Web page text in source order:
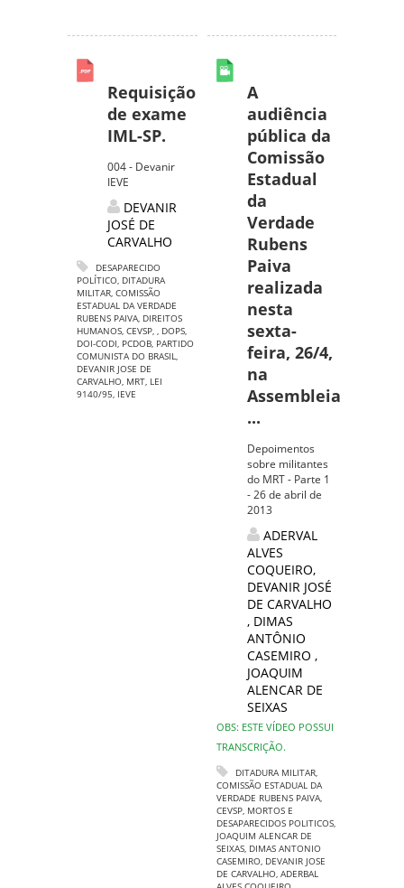
Requisição
de exame
IML-SP.
004 - Devanir
IEVE
DEVANIR
JOSÉ DE
CARVALHO
DESAPARECIDO
POLÍTICO, DITADURA
MILITAR, COMISSÃO
ESTADUAL DA VERDADE
RUBENS PAIVA, DIREITOS
HUMANOS, CEVSP, , DOPS,
DOI-CODI, PCDOB, PARTIDO
COMUNISTA DO BRASIL,
DEVANIR JOSE DE
CARVALHO, MRT, LEI
9140/95, IEVE
A
audiência
pública da
Comissão
Estadual
da
Verdade
Rubens
Paiva
realizada
nesta
sexta-
feira, 26/4,
na
Assembleia
...
Depoimentos
sobre militantes
do MRT - Parte 1
- 26 de abril de
2013
ADERVAL
ALVES
COQUEIRO,
DEVANIR JOSÉ
DE CARVALHO
, DIMAS
ANTÔNIO
CASEMIRO,
JOAQUIM
ALENCAR DE
SEIXAS
OBS: ESTE VÍDEO POSSUI
TRANSCRIÇÃO.
DITADURA MILITAR,
COMISSÃO ESTADUAL DA
VERDADE RUBENS PAIVA,
CEVSP, MORTOS E
DESAPARECIDOS POLITICOS,
JOAQUIM ALENCAR DE
SEIXAS, DIMAS ANTONIO
CASEMIRO, DEVANIR JOSE
DE CARVALHO, ADERBAL